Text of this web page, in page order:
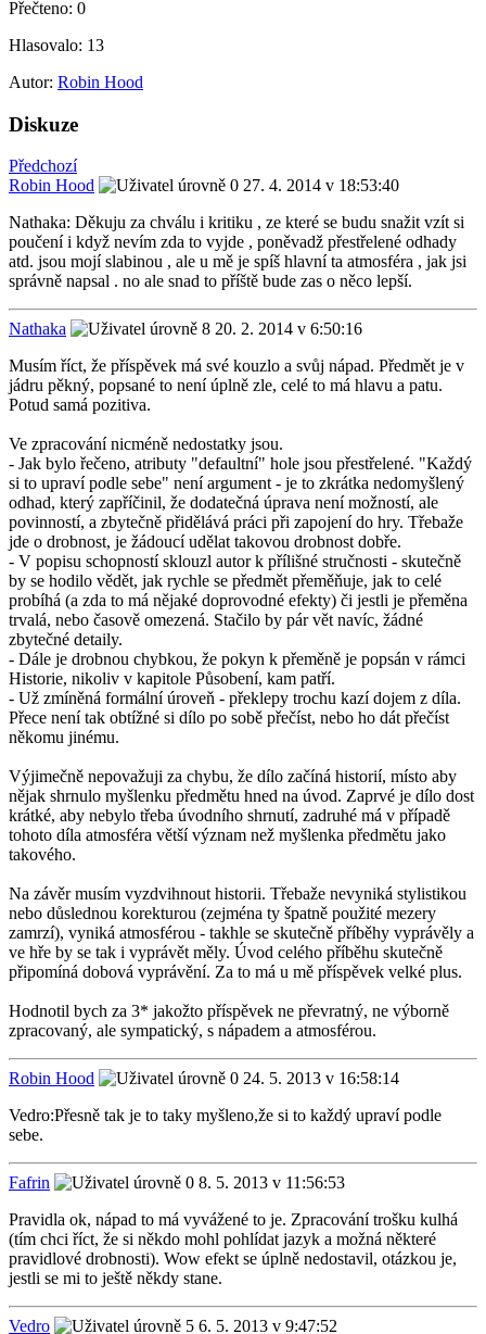
Přečteno: 0
Hlasovalo: 13
Autor: Robin Hood
Diskuze
Předchozí
Robin Hood
27. 4. 2014 v 18:53:40
Nathaka: Děkuju za chválu i kritiku , ze které se budu snažit vzít si
poučení i když nevím zda to vyjde , poněvadž přestřelené odhady
atd. jsou mojí slabinou , ale u mě je spíš hlavní ta atmosféra , jak jsi
správně napsal . no ale snad to příště bude zas o něco lepší.
Nathaka
20. 2. 2014 v 6:50:16
Musím říct, že příspěvek má své kouzlo a svůj nápad. Předmět je v
jádru pěkný, popsané to není úplně zle, celé to má hlavu a patu.
Potud samá pozitiva.
Ve zpracování nicméně nedostatky jsou.
- Jak bylo řečeno, atributy "defaultní" hole jsou přestřelené. "Každý
si to upraví podle sebe" není argument - je to zkrátka nedomyšlený
odhad, který zapříčinil, že dodatečná úprava není možností, ale
povinností, a zbytečně přidělává práci při zapojení do hry. Třebaže
jde o drobnost, je žádoucí udělat takovou drobnost dobře.
- V popisu schopností sklouzl autor k přílišné stručnosti - skutečně
by se hodilo vědět, jak rychle se předmět přeměňuje, jak to celé
probíhá (a zda to má nějaké doprovodné efekty) či jestli je přeměna
trvalá, nebo časově omezená. Stačilo by pár vět navíc, žádné
zbytečné detaily.
- Dále je drobnou chybkou, že pokyn k přeměně je popsán v rámci
Historie, nikoliv v kapitole Působení, kam patří.
- Už zmíněná formální úroveň - překlepy trochu kazí dojem z díla.
Přece není tak obtížné si dílo po sobě přečíst, nebo ho dát přečíst
někomu jinému.
Výjimečně nepovažuji za chybu, že dílo začíná historií, místo aby
nějak shrnulo myšlenku předmětu hned na úvod. Zaprvé je dílo dost
krátké, aby nebylo třeba úvodního shrnutí, zadruhé má v případě
tohoto díla atmosféra větší význam než myšlenka předmětu jako
takového.
Na závěr musím vyzdvihnout historii. Třebaže nevyniká stylistikou
nebo důslednou korekturou (zejména ty špatně použité mezery
zamrzí), vyniká atmosférou - takhle se skutečně příběhy vyprávěly a
ve hře by se tak i vyprávět měly. Úvod celého příběhu skutečně
připomíná dobová vyprávění. Za to má u mě příspěvek velké plus.
Hodnotil bych za 3* jakožto příspěvek ne převratný, ne výborně
zpracovaný, ale sympatický, s nápadem a atmosférou.
Robin Hood
24. 5. 2013 v 16:58:14
Vedro:Přesně tak je to taky myšleno,že si to každý upraví podle
sebe.
Fafrin
8. 5. 2013 v 11:56:53
Pravidla ok, nápad to má vyvážené to je. Zpracování trošku kulhá
(tím chci říct, že si někdo mohl pohlídat jazyk a možná některé
pravidlové drobnosti). Wow efekt se úplně nedostavil, otázkou je,
jestli se mi to ještě někdy stane.
Vedro
6. 5. 2013 v 9:47:52